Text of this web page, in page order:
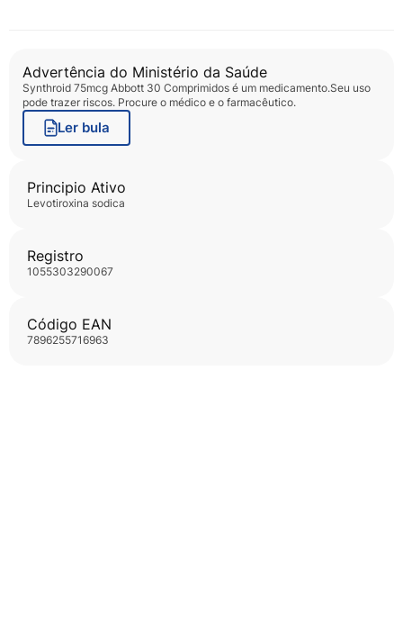
Advertência do Ministério da Saúde
Synthroid 75mcg Abbott 30 Comprimidos é um medicamento.Seu uso
pode trazer riscos. Procure o médico e o farmacêutico.
Ler bula
Principio Ativo
levotiroxina sodica
Registro
1055303290067
Código EAN
7896255716963